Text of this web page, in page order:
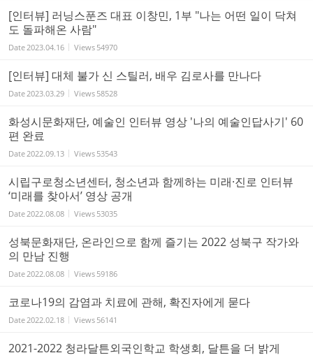
[인터뷰] 러닝스푼즈 대표 이창민, 1부 "나는 어떤 일이 닥쳐
도 돌파해온 사람"
Date2023.04.16 Views 54970
[인터뷰] 대체 불가 신 스틸러, 배우 김로사를 만나다
Date2023.03.29 Views 58528
화성시문화재단, 예술인 인터뷰 영상 '나의 예술인답사기' 60
편 완료
Date2022.09.13 Views 53543
시립구로청소년센터, 청소년과 함께하는 미래·진로 인터뷰
‘미래를 찾아서’ 영상 공개
Date2022.08.08 Views 53035
성북문화재단, 온라인으로 함께 즐기는 2022 성북구 작가와
의 만남 진행
Date2022.08.08 Views 59186
코로나19의 감염과 치료에 관해, 확진자에게 묻다
Date2022.02.18 Views 56141
2021-2022 청라달튼외국인학교 학생회, 달튼을 더 밝게